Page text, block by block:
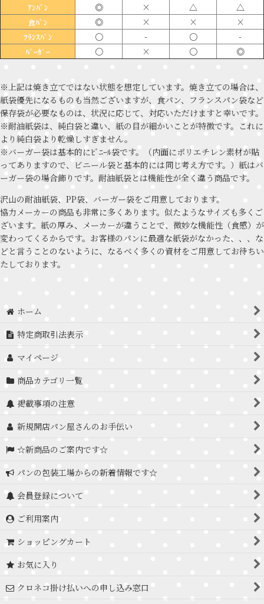
ｱﾝﾊﾟﾝ ◎ × △ △
食ﾊﾟﾝ ◎ × × ×
ﾌﾗﾝｽﾊﾟﾝ 〇 - 〇 -
ﾊﾞｰｶﾞｰ 〇 × 〇 ◎
※上記は焼き立てではない状態を想定しています。焼き立ての場合は、
紙袋優先になるものも当然ございますが、食パン、フランスパン袋など
保存袋が必要なものは、状況に応じて、対応いただけますと幸いです。
※耐油紙袋は、純白袋と違い、紙の目が細かいことが特徴です。これに
より純白袋より乾燥しすぎません。
※バーガー袋は基本的にﾋﾞﾆｰﾙ袋です。（内面にポリエチレン素材が貼
ってありますので、ビニール袋と基本的には同じ考え方です。）紙はバ
ーガー袋の場合飾りです。耐油紙袋とは機能性が全く違う商品です。
沢山の耐油紙袋、PP袋、バーガー袋をご用意しております。
協力メーカーの商品も非常に多くあります。似たようなサイズも多くご
ざいます。紙の厚み、メーカーが違うことで、微妙な機能性（食感）が
変わってくるからです。お客様のパンに最適な紙袋がなかった、、、な
どと言うことのないように、なるべく多くの資材をご用意してお待ちい
たしております。
ホーム
特定商取引法表示
マイページ
商品カテゴリ一覧
掲載事項の注意
新規開店パン屋さんのお手伝い
☆新商品のご案内です☆
パンの包装工場からの新着情報です☆
会員登録について
ご利用案内
ショッピングカート
お気に入り
クロネコ掛け払いへの申し込み窓口